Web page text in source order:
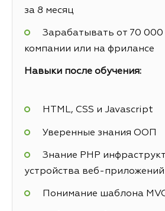
за 8 месяц
Зарабатывать от 70 000
компании или на фрилансе
Навыки после обучения:
HTML, CSS и Javascript
Уверенные знания ООП
Знание PHP
устройства веб-приложений
Понимание шаблона